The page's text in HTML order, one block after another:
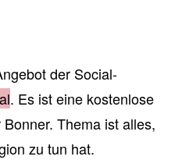
der Social-
. Es ist eine kostenlose
Thema ist alles,
zu tun hat.